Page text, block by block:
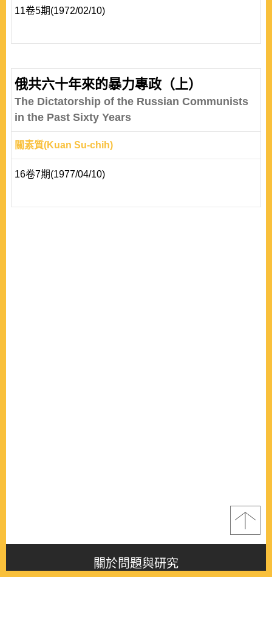
11卷5期(1972/02/10)
俄共六十年來的暴力專政（上）
The Dictatorship of the Russian Communists
in the Past Sixty Years
關素質(Kuan Su-chih)
16卷7期(1977/04/10)
關於問題與研究
About this journal